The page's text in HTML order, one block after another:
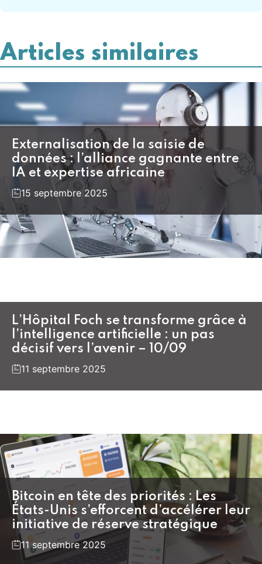
Articles similaires
Externalisation de la saisie de
données : l’alliance gagnante entre
IA et expertise africaine
15 septembre 2025
L’Hôpital Foch se transforme grâce à
l’intelligence artificielle : un pas
décisif vers l’avenir – 10/09
11 septembre 2025
Bitcoin en tête des priorités : Les
États-Unis s’efforcent d’accélérer leur
initiative de réserve stratégique
11 septembre 2025